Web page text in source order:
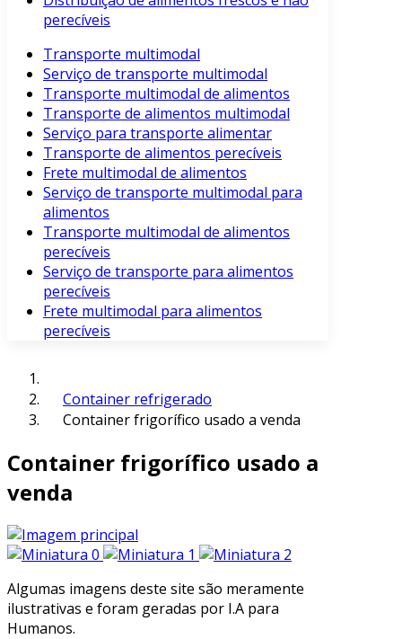
perecíveis
Transporte multimodal
Serviço de transporte multimodal
Transporte multimodal de alimentos
Transporte de alimentos multimodal
Serviço para transporte alimentar
Transporte de alimentos perecíveis
Frete multimodal de alimentos
Serviço de transporte multimodal para
alimentos
Transporte multimodal de alimentos
perecíveis
Serviço de transporte para alimentos
perecíveis
Frete multimodal para alimentos
perecíveis
Container refrigerado
Container frigorífico usado a venda
Container frigorífico usado a
venda
Algumas imagens deste site são meramente
ilustrativas e foram geradas por I.A para
Humanos.